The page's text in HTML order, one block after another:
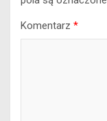
Komentarz *